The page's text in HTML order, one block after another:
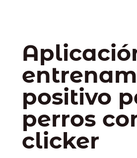
positivo
perros
clicker